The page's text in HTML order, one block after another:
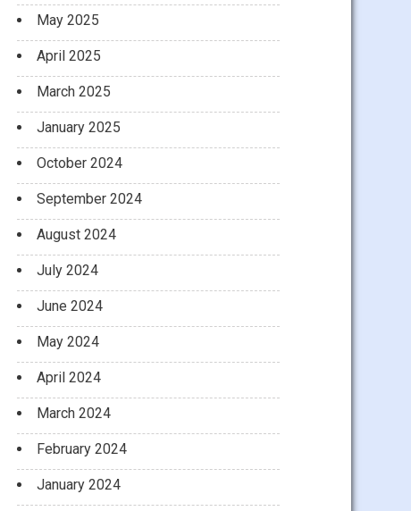
May 2025
April 2025
March 2025
January 2025
October 2024
September 2024
August 2024
July 2024
June 2024
May 2024
April 2024
March 2024
February 2024
January 2024